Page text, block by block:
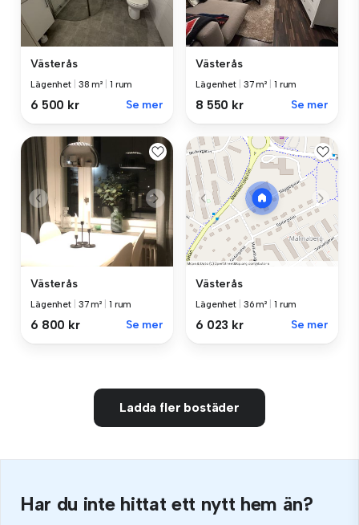
Västerås
Lägenhet 38 m² 1 rum
6 500 kr Se mer
Västerås
Lägenhet 37 m² 1 rum
8 550 kr Se mer
Västerås
Lägenhet 37 m² 1 rum
6 800 kr Se mer
Västerås
Lägenhet 36 m² 1 rum
6 023 kr Se mer
Ladda fler bostäder
Har du inte hittat ett nytt hem än?